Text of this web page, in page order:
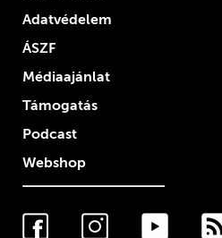
Adatvédelem
ÁSZF
Médiaajánlat
Támogatás
Podcast
Webshop